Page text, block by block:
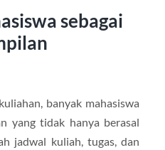
sebagai
banyak mahasiswa
yang tidak hanya berasal
jadwal kuliah, tugas, dan